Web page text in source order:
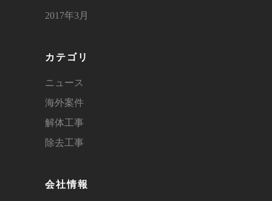
2017年3月
カテゴリ
ニュース
海外案件
解体工事
除去工事
会社情報